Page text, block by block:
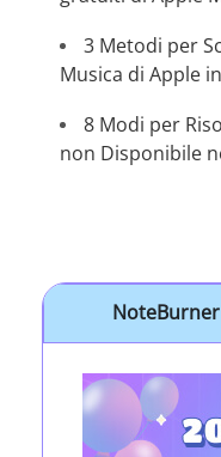
3 Metodi per
Musica di Apple
8 Modi per
non Disponibile
NoteBurner